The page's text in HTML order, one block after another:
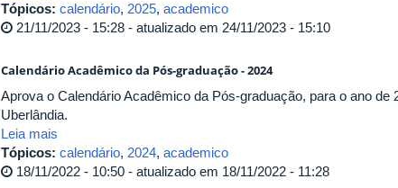
Tópicos: calendário, 2025, academico
21/11/2023 - 15:28 - atualizado em 24/11/2023 - 15:10
Calendário Acadêmico da Pós-graduação - 2024
Aprova o Calendário Acadêmico da Pós-graduação, para o ano de
Uberlândia.
Leia mais
Tópicos: calendário, 2024, academico
18/11/2022 - 10:50 - atualizado em 18/11/2022 - 11:28